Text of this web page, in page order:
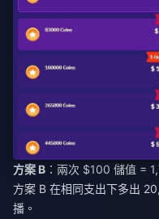
方案 B ：兩次 $100 儲值 =
方案 B 在相同支出下多出
播。